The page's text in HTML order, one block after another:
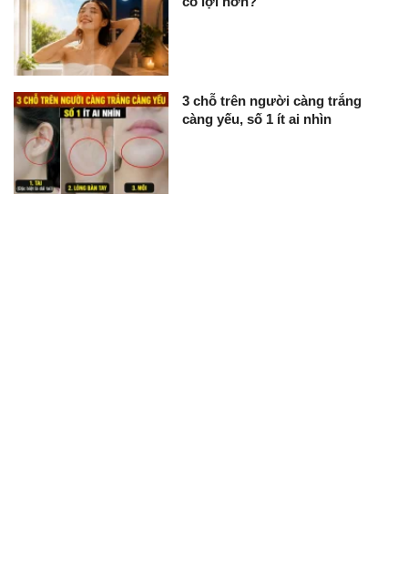
3 chỗ trên người càng trắng
càng yếu, số 1 ít ai nhìn